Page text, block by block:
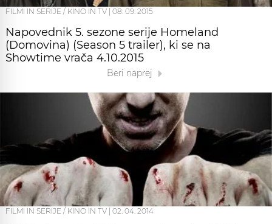
FILMI IN SERIJE / KINO IN TV 08. 09. 2015
Napovednik 5. sezone serije Homeland
(Domovina) (Season 5 trailer), ki se na
Showtime vrača 4.10.2015
Beri naprej
FILMI IN SERIJE / KINO IN TV | 02. 04. 2014